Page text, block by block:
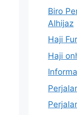
Biro
Alhijaz
Haji
Haji